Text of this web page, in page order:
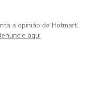
a opinião da Hotmart.
aqui